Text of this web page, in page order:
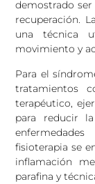
demostrado
recuperación.
una técnica
movimiento y
Para el
tratamientos
terapéutico,
para reducir
fisioterapia se
inflamación
parafina y